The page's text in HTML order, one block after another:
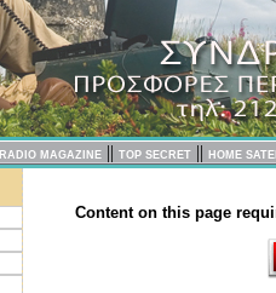
RADIO MAGAZINE || TOP SECRET || HOME
Content on this page